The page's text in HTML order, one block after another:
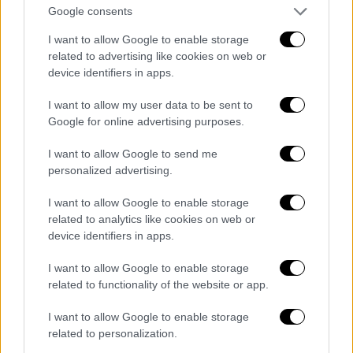
Google consents
I want to allow Google to enable storage
related to advertising like cookies on web or
device identifiers in apps.
I want to allow my user data to be sent to
Google for online advertising purposes.
I want to allow Google to send me
personalized advertising.
I want to allow Google to enable storage
related to analytics like cookies on web or
device identifiers in apps.
I want to allow Google to enable storage
related to functionality of the website or app.
I want to allow Google to enable storage
related to personalization.